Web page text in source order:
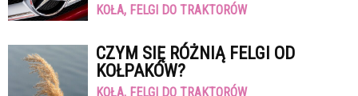
KOŁA, FELGI DO TRAKTORÓW
CZYM SIĘ RÓŻNIĄ FELGI OD
KOŁPAKÓW?
KOŁA, FELGI DO TRAKTORÓW